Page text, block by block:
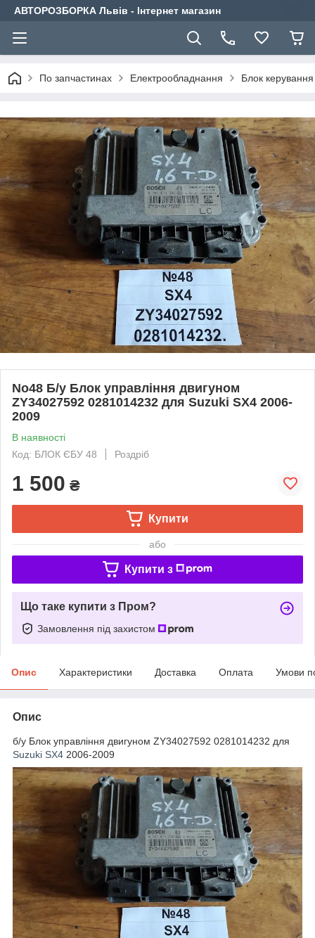
АВТОРОЗБОРКА Львів - Інтернет магазин
По запчастинах Електрообладнання Блок
No48 Б/у Блок управління двигуном
ZY34027592 0281014232 для Suzuki SX4 2006-
2009
В наявності
Код: БЛОК ЄБУ 48
Роздріб
1 500 ₴
Купити
або
Купити з
Що таке купити з Пром?
Замовлення під захистом
Опис Характеристики Доставка Оплата Умови
Опис
б/у Блок управління двигуном ZY34027592 0281014232 для
Suzuki SX4 2006-2009